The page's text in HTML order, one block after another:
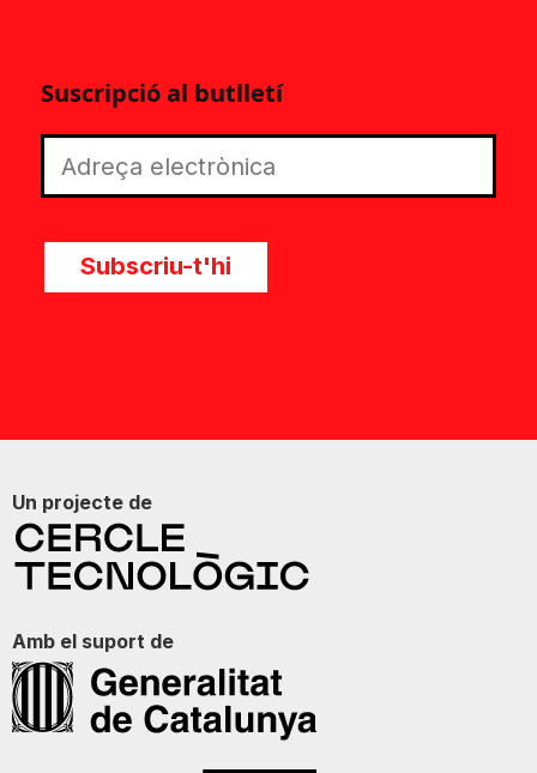
Suscripció al butlletí
Subscriu-t'hi
Un projecte de
Amb el suport de